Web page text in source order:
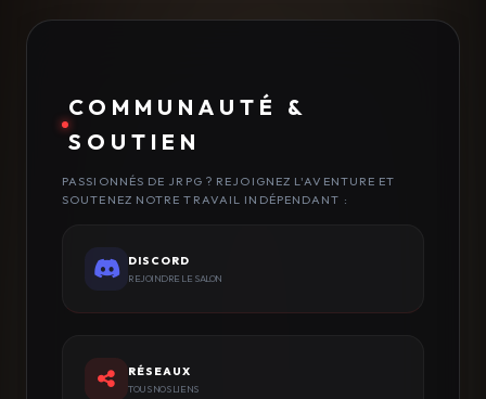
COMMUNAUTÉ &
SOUTIEN
PASSIONNÉS DE JRPG ? REJOIGNEZ L'AVENTURE ET
SOUTENEZ NOTRE TRAVAIL INDÉPENDANT :
DISCORD
REJOINDRE LE SALON
RÉSEAUX
TOUS NOS LIENS